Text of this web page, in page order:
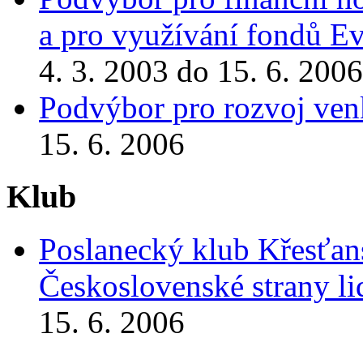
a pro využívání fondů
4. 3. 2003 do 15. 6. 2006
Podvýbor pro rozvoj
15. 6. 2006
Klub
Poslanecký klub
Československé strany
15. 6. 2006